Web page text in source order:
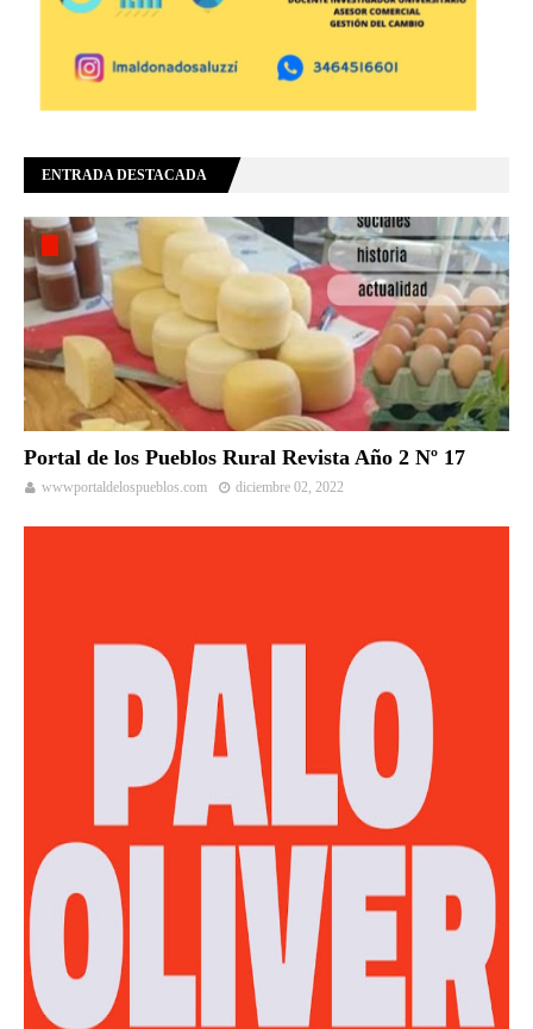
ENTRADA DESTACADA
Portal de los Pueblos Rural Revista Año 2 Nº 17
wwwportaldelospueblos.com diciembre 02, 2022